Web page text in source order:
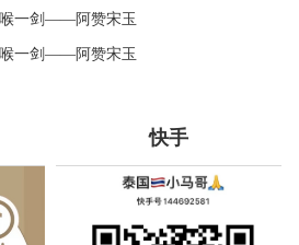
一剑——阿赞宋玉
一剑——阿赞宋玉
快手